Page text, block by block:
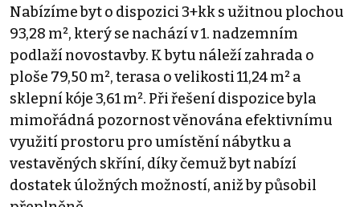
Nabízíme byt o dispozici 3+kk s užitnou plochou
93,28 m², který se nachází v 1. nadzemním
podlaží novostavby. K bytu náleží zahrada o
ploše 79,50 m², terasa o velikosti 11,24 m² a
sklepní kóje 3,61 m². Při řešení dispozice byla
mimořádná pozornost věnována efektivnímu
využití prostoru pro umístění nábytku a
vestavěných skříní, díky čemuž byt nabízí
dostatek úložných možností, aniž by působil